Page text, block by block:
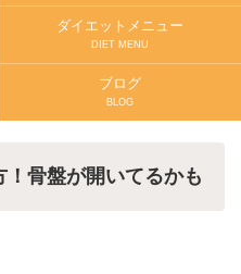
ダイエットメニュー
DIET MENU
ブログ
BLOG
骨盤が開いてるかも